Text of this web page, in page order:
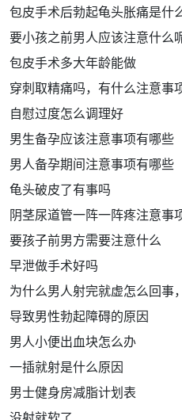
包皮手术后勃起龟头胀痛是什
要小孩之前男人应该注意什么
包皮手术多大年龄能做
穿刺取精痛吗，有什么注意事
自慰过度怎么调理好
男生备孕应该注意事项有哪些
男人备孕期间注意事项有哪些
龟头破皮了有事吗
阴茎尿道管一阵一阵疼注意事
要孩子前男方需要注意什么
早泄做手术好吗
为什么男人射完就虚怎么回事
导致男性勃起障碍的原因
男人小便出血块怎么办
一插就射是什么原因
男士健身房减脂计划表